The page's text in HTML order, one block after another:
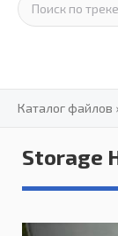
Каталог файлов
Storage